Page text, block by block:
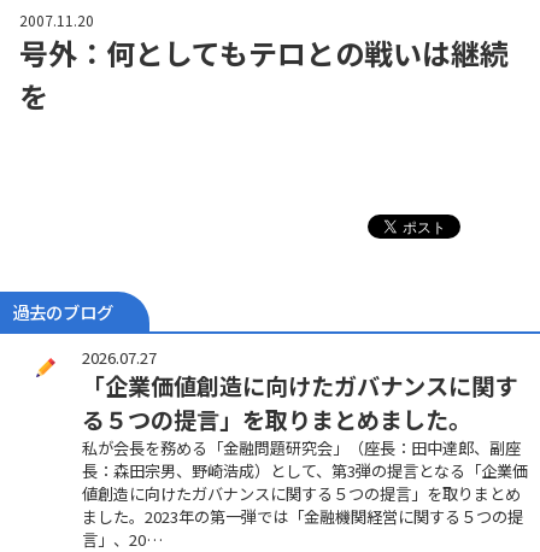
2007.11.20
号外：何としてもテロとの戦いは継続
を
過去のブログ
2026.07.27
「企業価値創造に向けたガバナンスに関す
る５つの提言」を取りまとめました。
私が会長を務める「金融問題研究会」（座長：田中達郎、副座
長：森田宗男、野崎浩成）として、第3弾の提言となる「企業価
値創造に向けたガバナンスに関する５つの提言」を取りまとめ
ました。2023年の第一弾では「金融機関経営に関する５つの提
言」、20…